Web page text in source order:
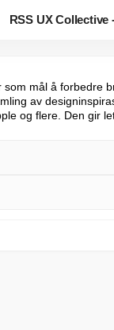
RSS UX Collective
mål å forbedre
av
og flere. Den gir